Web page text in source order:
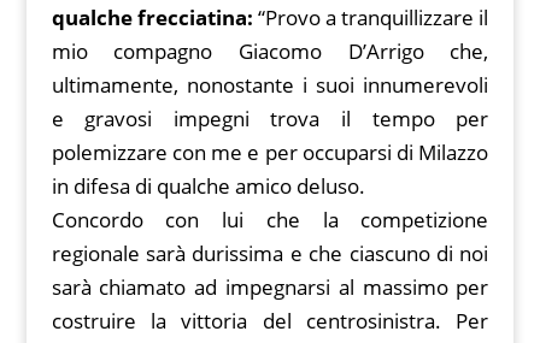
qualche frecciatina: “Provo a tranquillizzare il
mio compagno Giacomo D’Arrigo che,
ultimamente, nonostante i suoi innumerevoli
e gravosi impegni trova il tempo per
polemizzare con me e per occuparsi di Milazzo
in difesa di qualche amico deluso.
Concordo con lui che la competizione
regionale sarà durissima e che ciascuno di noi
sarà chiamato ad impegnarsi al massimo per
costruire la vittoria del centrosinistra. Per